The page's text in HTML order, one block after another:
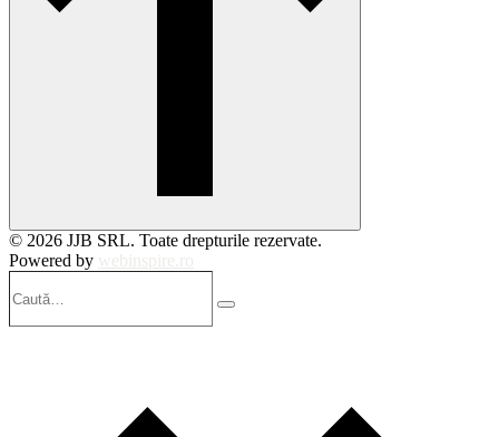
© 2026 JJB SRL. Toate drepturile rezervate.
Powered by
Search